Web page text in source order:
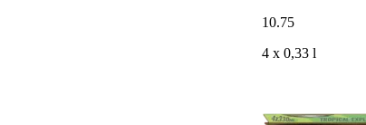
10.75
4 x 0,33 l